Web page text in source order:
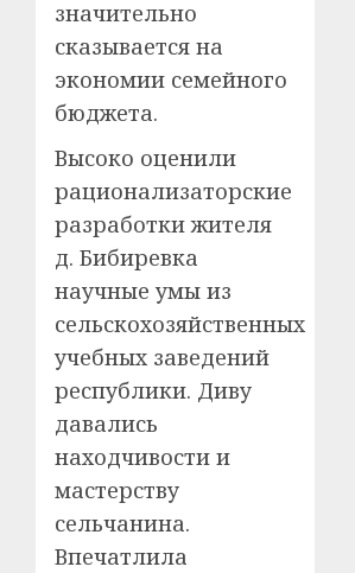
значительно
сказывается на
экономии семейного
бюджета.
Высоко оценили
рационализаторские
разработки жителя
д. Бибиревка
научные умы из
сельскохозяйственных
учебных заведений
республики. Диву
давались
находчивости и
мастерству
сельчанина.
Впечатлила